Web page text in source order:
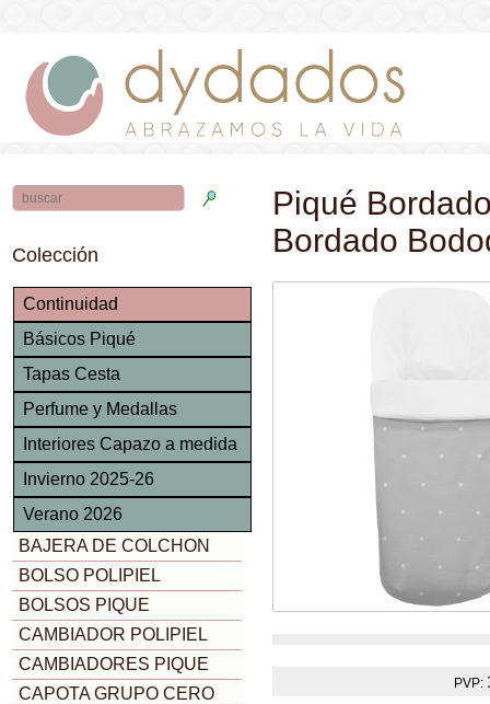
Colección
Continuidad
Básicos Piqué
Tapas Cesta
Perfume y Medallas
Interiores Capazo a medida
Invierno 2025-26
Verano 2026
BAJERA DE COLCHON
BOLSO POLIPIEL
BOLSOS PIQUE
CAMBIADOR POLIPIEL
CAMBIADORES PIQUE
CAPOTA GRUPO CERO
Piqué
Bordado
PVP: